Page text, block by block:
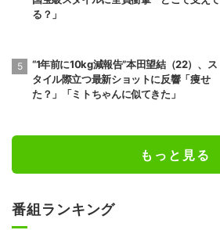
る？」
“1年前に10kg減報告”本田望結（22）、ス
タイル際立つ最新ショットに反響「痩せ
た？」「ミトちゃんに似てきた」
もっと見る
番組ランキング